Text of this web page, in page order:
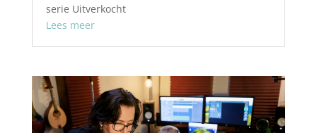
serie Uitverkocht
Lees meer